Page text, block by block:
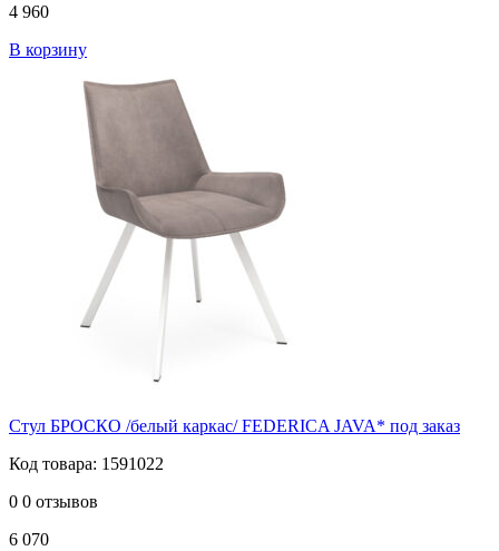
4 960
В корзину
Стул БРОСКО /белый каркас/ FEDERICA JAVA* под заказ
Код товара: 1591022
0 0 отзывов
6 070